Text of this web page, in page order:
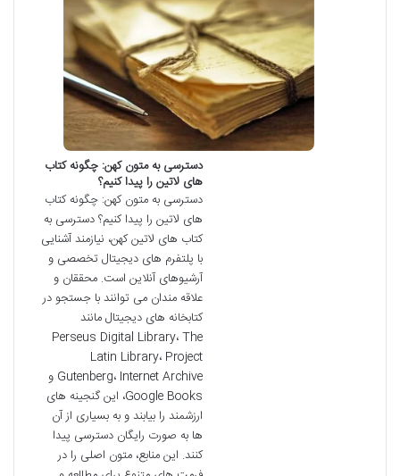
دسترسی به متون کهن: چگونه کتاب
های لاتین را پیدا کنیم؟
دسترسی به متون کهن: چگونه کتاب
های لاتین را پیدا کنیم؟ دسترسی به
کتاب های لاتین کهن، نیازمند آشنایی
با پلتفرم های دیجیتال تخصصی و
آرشیوهای آنلاین است. محققان و
علاقه مندان می توانند با جستجو در
کتابخانه های دیجیتال مانند
Perseus Digital Library، The
Latin Library، Project
Gutenberg، Internet Archive و
Google Books، این گنجینه های
ارزشمند را بیابند و به بسیاری از آن
ها به صورت رایگان دسترسی پیدا
کنند. این منابع، متون اصلی را در